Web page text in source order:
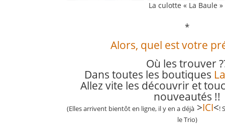
La culotte « La Baule »
*
Alors, quel est votre
Où les trouver
Dans toutes les boutiques
Allez vite les découvrir et
nouveautés !!
(Elles arrivent bientôt en ligne, il y en a déjà>ICI<!
le Trio)